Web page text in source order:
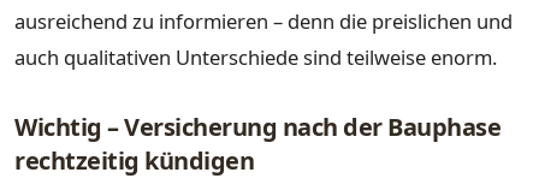
ausreichend zu informieren – denn die preislichen und
auch qualitativen Unterschiede sind teilweise enorm.
Wichtig – Versicherung nach der Bauphase
rechtzeitig kündigen